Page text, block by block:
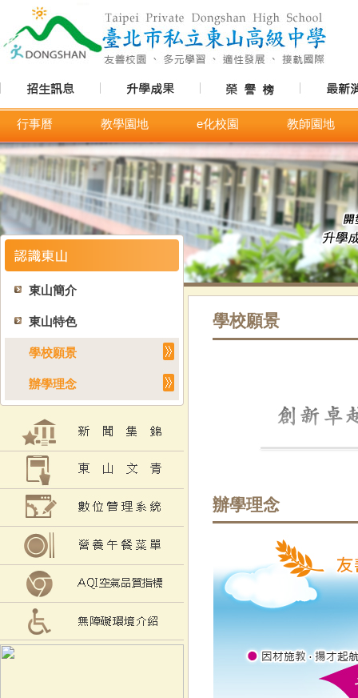
行事曆 教學園地 e化校園 教師園地
東山簡介
東山特色
學校願景
辦學理念
學校願景
辦學理念